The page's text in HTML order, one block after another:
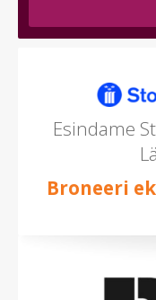
valida
Esindame
Broneeri